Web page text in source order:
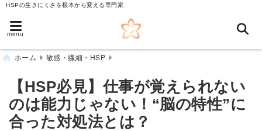
HSPの生きにくさを根本から変える専門家
menu
ホーム 敏感・繊細・HSP
【HSP必見】仕事が覚えられない
のは能力じゃない！“脳の特性”に
合った対処法とは？